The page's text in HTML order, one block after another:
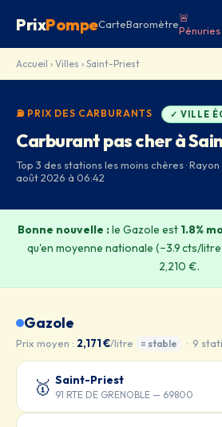
PrixPompeCarteBaromètre🚨
Pénuries
Accueil › Villes › Saint-Priest
⛽ PRIX DES CARBURANTS ✓ VILLE
Carburant pas cher à
Top 3 des stations les moins chères · Rayon
août 2026 à 06:42
Bonne nouvelle :le Gazole est 1.8%
qu'en moyenne nationale (−3.9 cts/
2,210 €.
Gazole
Prix moyen : 2,171 €/litre = stable · 9
🥇 Saint-Priest
91 RTE DE GRENOBLE — 69800